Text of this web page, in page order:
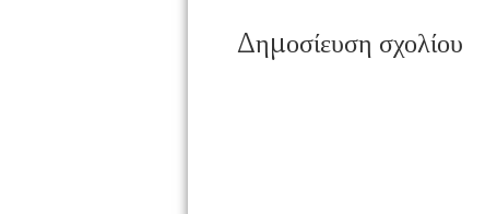
Δημοσίευση σχολίου